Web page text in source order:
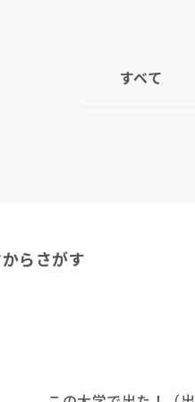
すべて
らさがす